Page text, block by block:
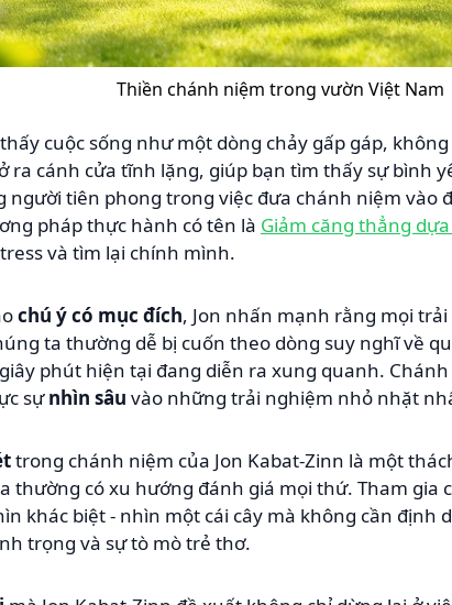
Thiền chánh niệm trong vườn Việt Nam
cuộc sống như một dòng chảy gấp gáp,
ra cánh cửa tĩnh lặng, giúp bạn tìm thấy sự bình
tiên phong trong việc đưa chánh niệm vào
pháp thực hành có tên là Giảm căng thẳng
và tìm lại chính mình.
chú ý có mục đích, Jon nhấn mạnh rằng mọi
ta thường dễ bị cuốn theo dòng suy nghĩ về
phút hiện tại đang diễn ra xung quanh.
sựnhìn sâu vào những trải nghiệm nhỏ nhặt
trong chánh niệm của Jon Kabat-Zinn là một
thường có xu hướng đánh giá mọi thứ. Tham gia
khác biệt - nhìn một cái cây mà không cần định
trọng và sự tò mò trẻ thơ.